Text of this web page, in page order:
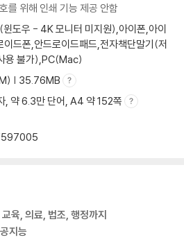
를 위해 인쇄 기능 제공 안함
도우 - 4K 모니터 미지원),아이폰,아이
이드폰,안드로이드패드,전자책단말기(저
용 불가),PC(Mac)
| 35.76MB
, 약 6.3만 단어, A4 약 152쪽
육, 의료, 법조, 행정까지
지능